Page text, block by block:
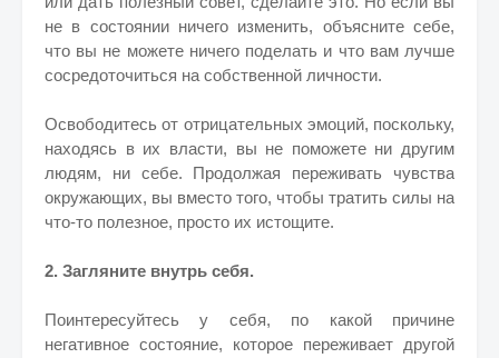
не в состоянии ничего изменить, объясните себе,
что вы не можете ничего поделать и что вам лучше
сосредоточиться на собственной личности.
Освободитесь от отрицательных эмоций, поскольку,
находясь в их власти, вы не поможете ни другим
людям, ни себе. Продолжая переживать чувства
окружающих, вы вместо того, чтобы тратить силы на
что-то полезное, просто их истощите.
2. Загляните внутрь себя.
Поинтересуйтесь у себя, по какой причине
негативное состояние, которое переживает другой